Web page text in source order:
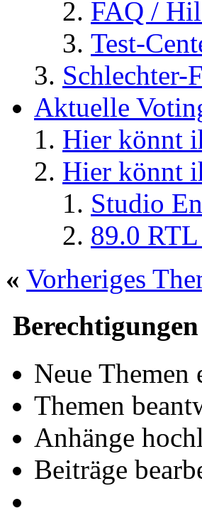
FAQ /
Test-
Schlechter-
Aktuelle
Hier könnt
Hier könnt
Studio
89.0
« Vorheriges
Berechtigungen
Neue Themen
Themen
Anhänge
Beiträge